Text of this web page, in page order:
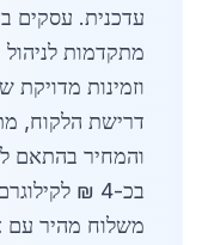
מתקדמות
וזמינות מדויקת
דרישת הלקוח,
והמחיר בהתאם
בכ-4 ₪